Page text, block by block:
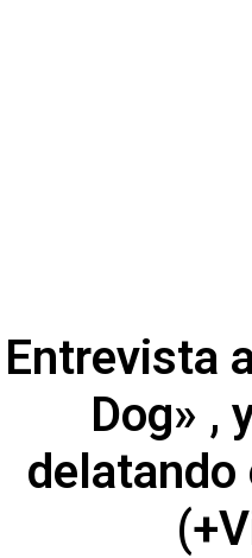
Entrevista
Dog» ,
delatando